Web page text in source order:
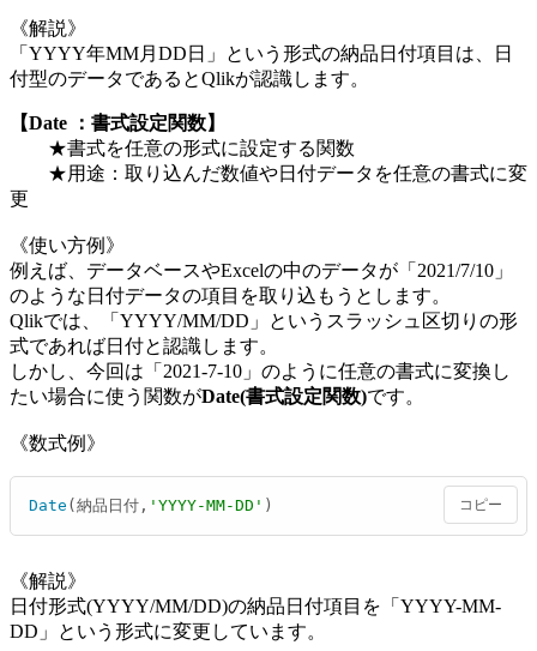
《解説》
「YYYY年MM月DD日」という形式の納品日付項目は、日
付型のデータであるとQlikが認識します。
【Date ：書式設定関数】
★書式を任意の形式に設定する関数
★用途：取り込んだ数値や日付データを任意の書式に変
更
《使い方例》
例えば、データベースやExcelの中のデータが「2021/7/10」
のような日付データの項目を取り込もうとします。
Qlikでは、「YYYY/MM/DD」というスラッシュ区切りの形
式であれば日付と認識します。
しかし、今回は「2021-7-10」のように任意の書式に変換し
たい場合に使う関数がDate(書式設定関数)です。
《数式例》
Date (納品日付, 'YYYY-MM-DD' ) コピー
《解説》
日付形式(YYYY/MM/DD)の納品日付項目を「YYYY-MM-
DD」という形式に変更しています。